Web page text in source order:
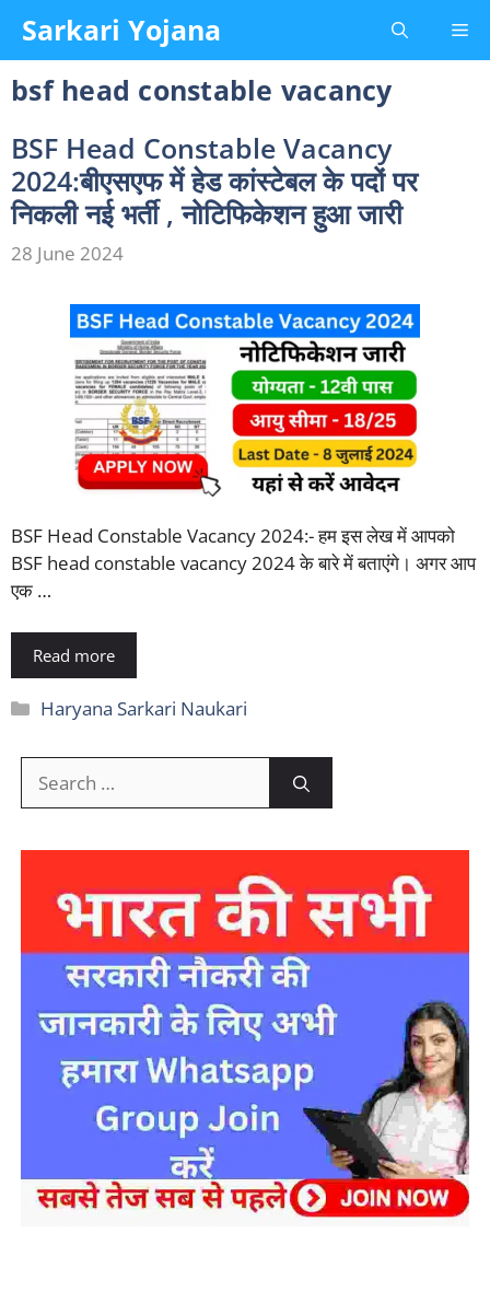
content
Sarkari Yojana
bsf head constable vacancy
BSF Head Constable Vacancy
2024:बीएसएफ में हेड कांस्टेबल के पदों पर
निकली नई भर्ती , नोटिफिकेशन हुआ जारी
28 June 2024
BSF Head Constable Vacancy 2024:- हम इस लेख में आपको
BSF head constable vacancy 2024 के बारे में बताएंगे। अगर आप
एक …
Read more
Categories
Haryana Sarkari Naukari
for: